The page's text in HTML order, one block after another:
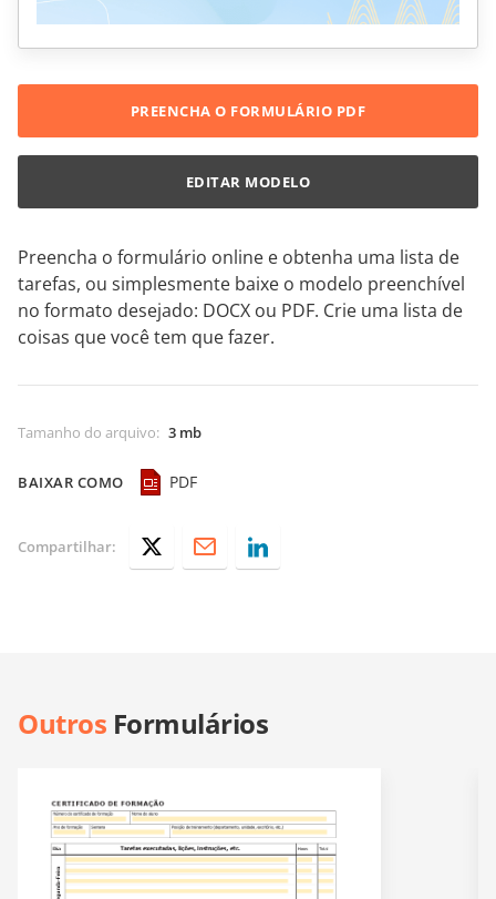
Preencha o formulário online e obtenha uma lista de
tarefas, ou simplesmente baixe o modelo preenchível
no formato desejado: DOCX ou PDF. Crie uma lista de
coisas que você tem que fazer.
Tamanho do arquivo: 3 mb
BAIXAR COMO PDF
PREENCHA O FORMULÁRIO PDF
EDITAR MODELO
Compartilhar:
Outros Formulários